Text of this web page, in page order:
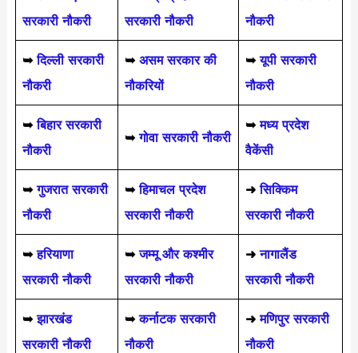
सरकारी नौकरी
सरकारी नौकरी
नौकरी
➥ दिल्ली सरकारी
नौकरी
➥ असम सरकार की
नौकरियों
➥ यूपी सरकारी
नौकरी
➥बिहार सरकारी
नौकरी
➥गोवा सरकारी नौकरी
➥ मध्य प्रदेश
वैकेंसी
➥ गुजरात सरकारी
नौकरी
➥हिमाचल प्रदेश
सरकारी नौकरी
➜ सिक्किम
सरकारी नौकरी
➥हरियाणा
सरकारी नौकरी
➥जम्मू और कश्मीर
सरकारी नौकरी
➜ नागालैंड
सरकारी नौकरी
➥ झारखंड
सरकारी नौकरी
➥ कर्नाटक सरकारी
नौकरी
➜ मणिपुर सरकारी
नौकरी